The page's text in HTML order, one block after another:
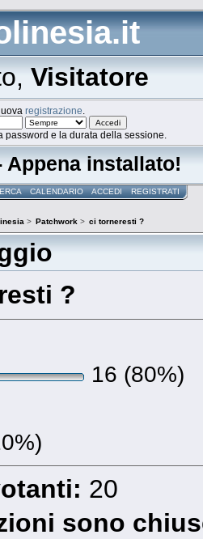
Visitatore
registrazione
password e la durata della sessione.
Appena installato!
CALENDARIO ACCEDI REGISTRATI
> Patchwork> ci torneresti ?
?
16 (80%)
20
sono